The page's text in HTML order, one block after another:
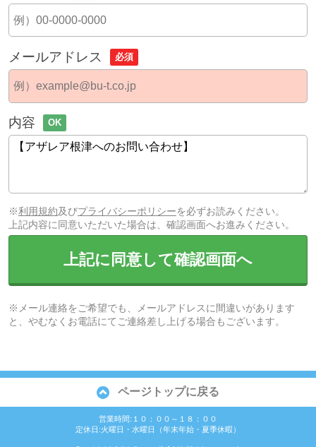
メールアドレス 必須
内容 OK
※利用規約及びプライバシーポリシーを必ずお読みください。
上記内容に同意いただいた場合は、確認画面へお進みください。
上記に同意して確認画面へ
※メール連絡をご希望でも、メールアドレスに間違いがあります
と、やむなくお電話にてご連絡差し上げる場合もございます。
ページトップに戻る
営業時間:１０：００～１８：００
定休日:火曜日・水曜日（年末年始・夏季休暇）